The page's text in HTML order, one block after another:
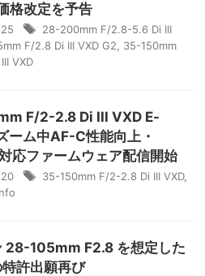
格改定を予告
28-200mm F/2.8-5.6 Di III
F/2.8 Di III VXD G2
35-150mm
VXD
F/2-2.8 Di III VXD E-
ーム中AF-C性能向上・
応ファームウェア配信開始
35-150mm F/2-2.8 Di III VXD,
28-105mm F2.8 を想定した
許出願再び